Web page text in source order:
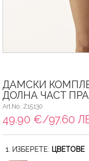
ДАМСКИ
ДОЛНА ЧАСТ
Art.No.: Z15130
49.90 €/97.60
1. ИЗБЕРЕТЕ: ЦВЕТОВЕ